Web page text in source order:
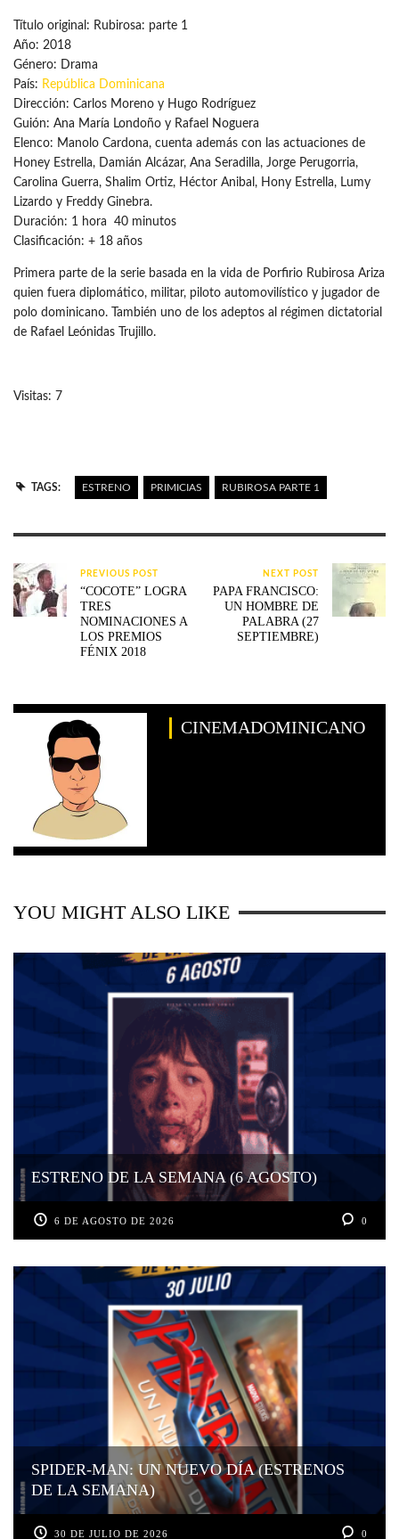
Título original: Rubirosa: parte 1
Año: 2018
Género: Drama
País: República Dominicana
Dirección: Carlos Moreno y Hugo Rodríguez
Guión: Ana María Londoño y Rafael Noguera
Elenco: Manolo Cardona, cuenta además con las actuaciones de
Honey Estrella, Damián Alcázar, Ana Seradilla, Jorge Perugorria,
Carolina Guerra, Shalim Ortiz, Héctor Anibal, Hony Estrella, Lumy
Lizardo y Freddy Ginebra.
Duración: 1 hora 40 minutos
Clasificación: + 18 años
Primera parte de la serie basada en la vida de Porfirio Rubirosa Ariza
quien fuera diplomático, militar, piloto automovilístico y jugador de
polo dominicano. También uno de los adeptos al régimen dictatorial
de Rafael Leónidas Trujillo.
Visitas: 7
TAGS: ESTRENO PRIMICIAS RUBIROSA PARTE 1
PREVIOUS POST
“COCOTE” LOGRA
TRES
NOMINACIONES A
LOS PREMIOS
FÉNIX 2018
NEXT POST
PAPA FRANCISCO:
UN HOMBRE DE
PALABRA (27
SEPTIEMBRE)
CINEMADOMINICANO
YOU MIGHT ALSO LIKE
ESTRENO DE LA SEMANA (6 AGOSTO)
6 DE AGOSTO DE 2026 0
SPIDER-MAN: UN NUEVO DÍA (ESTRENOS
DE LA SEMANA)
30 DE JULIO DE 2026 0